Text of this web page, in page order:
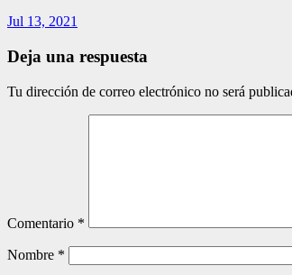
Jul 13, 2021
Deja una respuesta
Tu dirección de correo electrónico no será
Comentario *
Nombre *